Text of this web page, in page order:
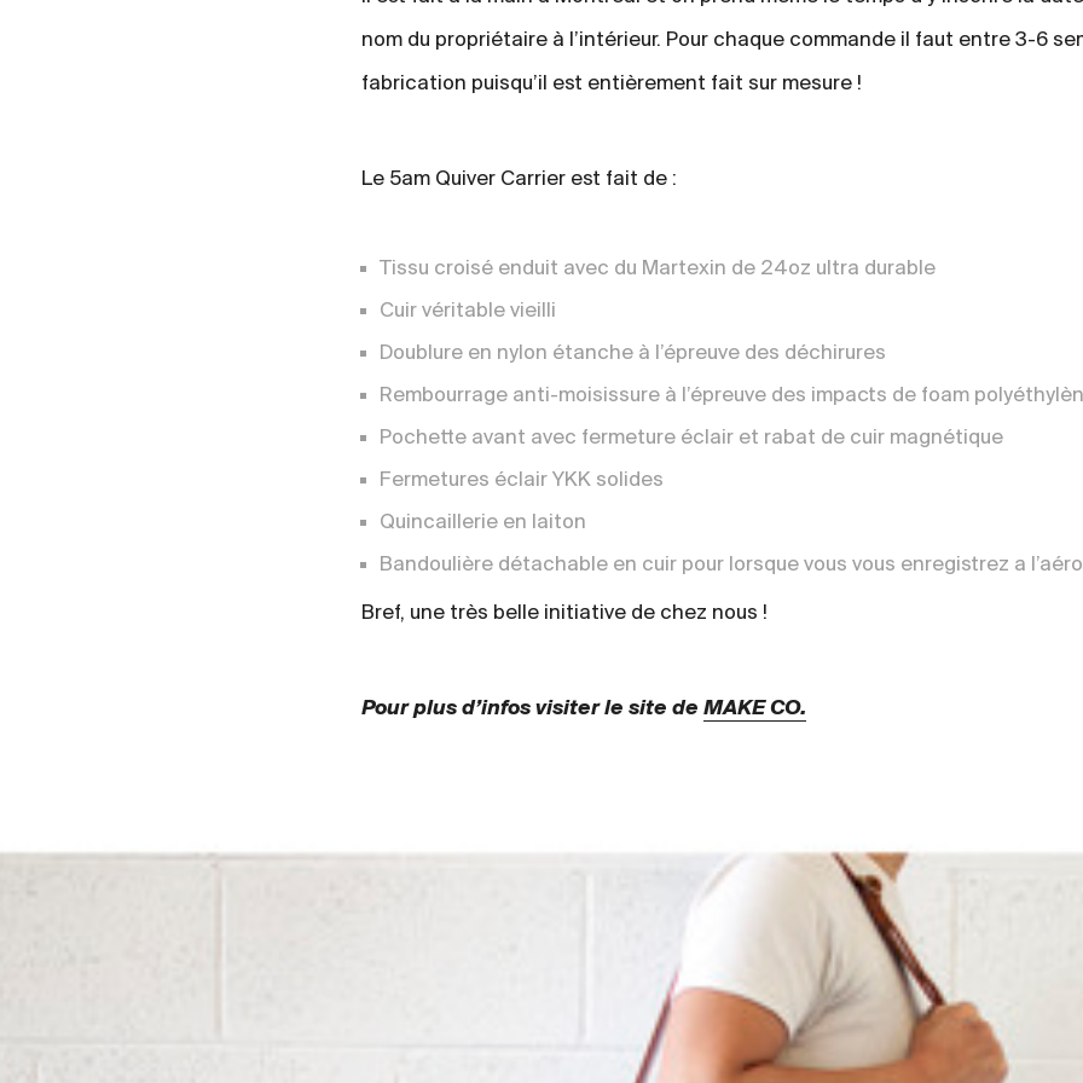
nom du propriétaire à l’intérieur. Pour chaque commande il faut entre 3-6
fabrication puisqu’il est entièrement fait sur mesure !
Le 5am Quiver Carrier est fait de :
Tissu croisé enduit avec du Martexin de 24oz ultra durable
Cuir véritable vieilli
Doublure en nylon étanche à l’épreuve des déchirures
Rembourrage anti-moisissure à l’épreuve des impacts de foam
Pochette avant avec fermeture éclair et rabat de cuir magnétique
Fermetures éclair YKK solides
Quincaillerie en laiton
Bandoulière détachable en cuir pour lorsque vous vous enregistrez a
Bref, une très belle initiative de chez nous !
Pour plus d’infos visiter le site de MAKE CO.